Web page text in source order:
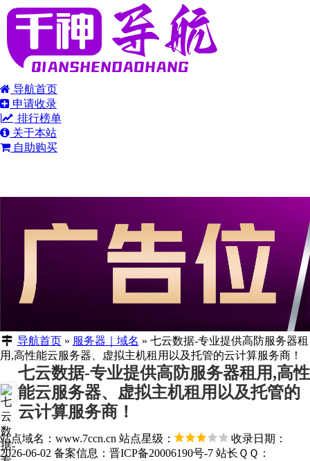
导航首页
申请收录
排行榜单
关于本站
自助购买
导航首页» 服务器｜域名 » 七云数据-专业提供高防服务器租
用,高性能云服务器、虚拟主机租用以及托管的云计算服务商！
七云数据-专业提供高防服务器租用,高性
能云服务器、虚拟主机租用以及托管的
云计算服务商！
站点域名：www.7ccn.cn 站点星级：
收录日期：
2026-06-02 备案信息： 晋ICP备20006190号-7 站长ＱＱ：